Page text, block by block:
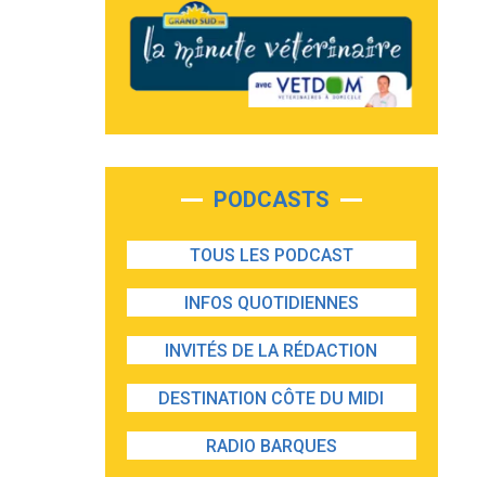
PODCASTS
TOUS LES PODCAST
INFOS QUOTIDIENNES
INVITÉS DE LA RÉDACTION
DESTINATION CÔTE DU MIDI
RADIO BARQUES